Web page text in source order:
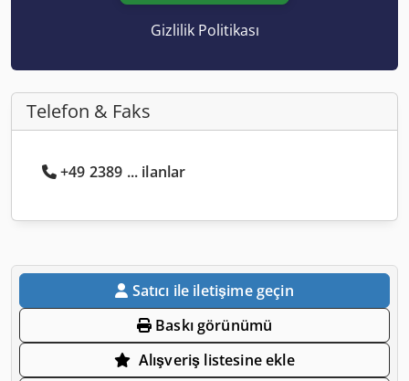
Gizlilik Politikası
Telefon & Faks
+49 2389 ... ilanlar
Satıcı ile iletişime geçin
Baskı görünümü
Alışveriş listesine ekle